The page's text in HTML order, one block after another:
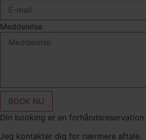
Meddelelse
BOOK NU
Din booking er en forhåndsreservation.
Jeg kontakter dig for nærmere aftale.